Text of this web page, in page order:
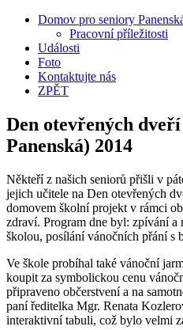
Domov pro seniory
Pracovní příležitosti
Události
Foto
Kontaktujte nás
ZPĚT
Den otevřených
Panenská) 2014
Někteří z našich seniorů přišli v
jejich učitele na Den otevřených
domovem školní projekt v rámci
zdraví. Program dne byl: zpívání a
školou, posílání vánočních přání s
Ve škole probíhal také vánoční
koupit za symbolickou cenu
připraveno občerstvení a na
paní ředitelka Mgr. Renata
interaktivní tabuli, což bylo velmi